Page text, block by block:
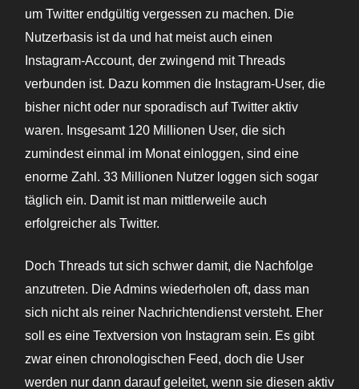
um Twitter endgültig vergessen zu machen. Die
Nutzerbasis ist da und hat meist auch einen
Instagram-Account, der zwingend mit Threads
verbunden ist. Dazu kommen die Instagram-User, die
bisher nicht oder nur sporadisch auf Twitter aktiv
waren. Insgesamt 120 Millionen User, die sich
zumindest einmal im Monat einloggen, sind eine
enorme Zahl. 33 Millionen Nutzer loggen sich sogar
täglich ein. Damit ist man mittlerweile auch
erfolgreicher als Twitter.
Doch Threads tut sich schwer damit, die Nachfolge
anzutreten. Die Admins wiederholen oft, dass man
sich nicht als reiner Nachrichtendienst versteht. Eher
soll es eine Textversion von Instagram sein. Es gibt
zwar einen chronologischen Feed, doch die User
werden nur dann darauf geleitet, wenn sie diesen aktiv